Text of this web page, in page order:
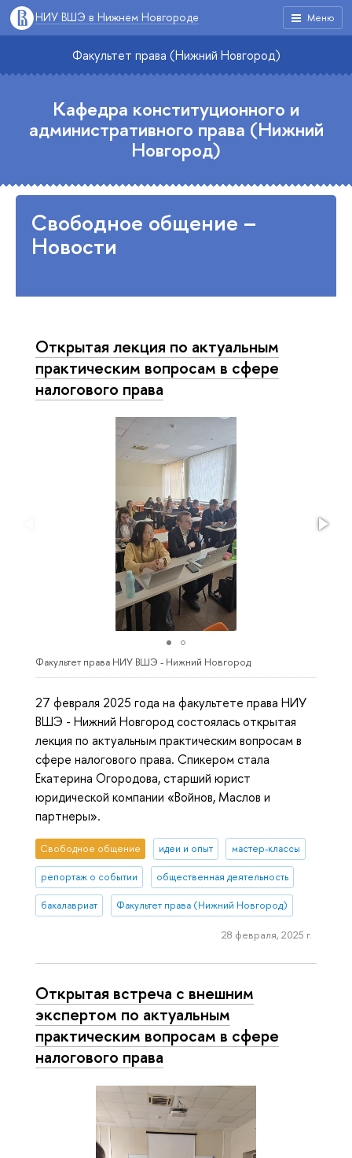
Меню
НИУ ВШЭ в Нижнем Новгороде
Факультет права (Нижний Новгород)
Кафедра конституционного и
административного права (Нижний
Новгород)
Свободное общение –
Новости
Открытая лекция по актуальным
практическим вопросам в сфере
налогового права
Факультет права НИУ ВШЭ - Нижний Новгород
27 февраля 2025 года на факультете права НИУ
ВШЭ - Нижний Новгород состоялась открытая
лекция по актуальным практическим вопросам в
сфере налогового права. Спикером стала
Екатерина Огородова, старший юрист
юридической компании «Войнов, Маслов и
партнеры».
Свободное общение идеи и опыт мастер-классы
репортаж о событии общественная деятельность
бакалавриат Факультет права (Нижний Новгород)
28 февраля, 2025 г.
Открытая встреча с внешним
экспертом по актуальным
практическим вопросам в сфере
налогового права